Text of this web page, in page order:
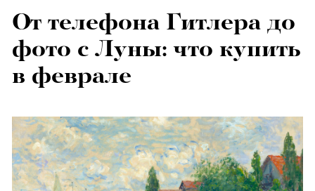
От телефона Гитлера до
фото с Луны: что купить
в феврале